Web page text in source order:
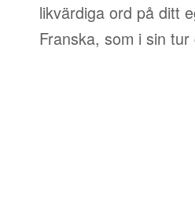
likvärdiga ord på ditt
Franska, som i sin